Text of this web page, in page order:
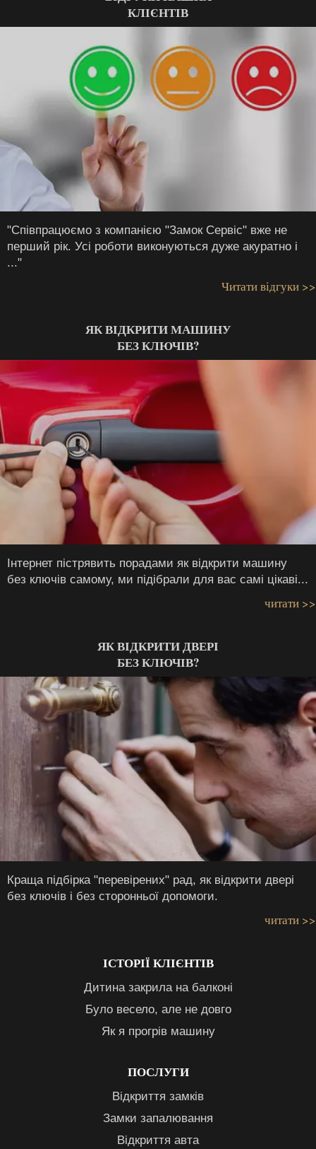
КЛІЄНТІВ
"Співпрацюємо з компанією "Замок Сервіс" вже не
перший рік. Усі роботи виконуються дуже акуратно і
..."
Читати відгуки >>
ЯК ВІДКРИТИ МАШИНУ
БЕЗ КЛЮЧІВ?
Інтернет пістрявить порадами як відкрити машину
без ключів самому, ми підібрали для вас самі цікаві...
читати >>
ЯК ВІДКРИТИ ДВЕРІ
БЕЗ КЛЮЧІВ?
Краща підбірка "перевірених" рад, як відкрити двері
без ключів і без сторонньої допомоги.
читати >>
ІСТОРІЇ КЛІЄНТІВ
Дитина закрила на балконі
Було весело, але не довго
Як я прогрів машину
ПОСЛУГИ
Відкриття замків
Замки запалювання
Відкриття авта